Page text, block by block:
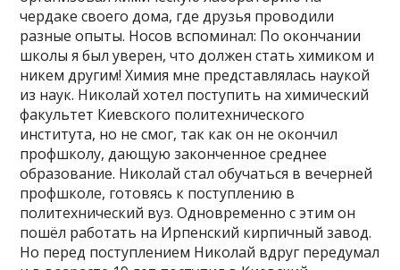
чердаке своего дома, где друзья проводили
разные опыты. Носов вспоминал: По окончании
школы я был уверен, что должен стать химиком и
никем другим! Химия мне представлялась наукой
из наук. Николай хотел поступить на химический
факультет Киевского политехнического
института, но не смог, так как он не окончил
профшколу, дающую законченное среднее
образование. Николай стал обучаться в вечерней
профшколе, готовясь к поступлению в
политехнический вуз. Одновременно с этим он
пошёл работать на Ирпенский кирпичный завод.
Но перед поступлением Николай вдруг передумал